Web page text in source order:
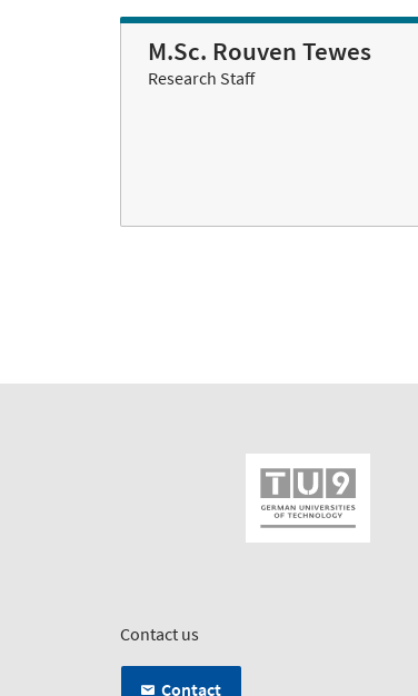
M.Sc. Rouven Tewes
Research Staff
Contact us
Contact